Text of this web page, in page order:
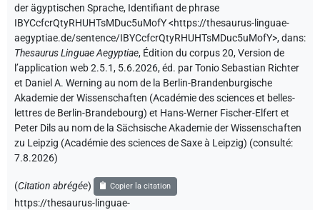
der ägyptischen Sprache, Identifiant de phrase
IBYCcfcrQtyRHUHTsMDuc5uMofY<https://thesaurus-linguae-
aegyptiae.de/sentence/IBYCcfcrQtyRHUHTsMDuc5uMofY>,dans:
Thesaurus Linguae Aegyptiae, Édition du corpus 20, Version de
l’application web 2.5.1, 5.6.2026, éd. par Tonio Sebastian Richter
et Daniel A. Werning au nom de la Berlin-Brandenburgische
Akademie der Wissenschaften (Académie des sciences et belles-
lettres de Berlin-Brandebourg) et Hans-Werner Fischer-Elfert et
Peter Dils au nom de la Sächsische Akademie der Wissenschaften
zu Leipzig (Académie des sciences de Saxe à Leipzig) (consulté:
7.8.2026)
(Citation abrégée) Copier la citation
https://thesaurus-linguae-